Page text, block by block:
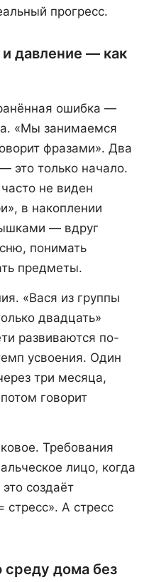
прогресс.
давление — как
ошибка —
«Мы занимаемся
фразами». Два
это только начало.
не виден
в накоплении
— вдруг
понимать
предметы.
«Вася из группы
двадцать»
развиваются по-
усвоения. Один
три месяца,
говорит
Требования
лицо, когда
создаёт
стресс». А стресс
среду дома без